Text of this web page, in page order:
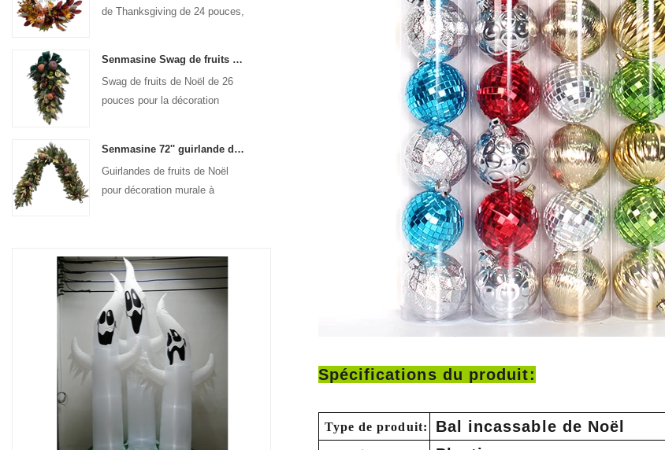
de Thanksgiving de 24 pouces,
Senmasine Swag de fruits de Noël de 26 pouces avec des arcs de ruban feuilles de branche artificielles en PVC
Swag de fruits de Noël de 26
pouces pour la décoration
Senmasine 72'' guirlande de fruits de Noël artificiels pour décoration suspendue de cheminée d'escalier
Guirlandes de fruits de Noël
pour décoration murale à
Spécifications du produit:
Type de produit: Bal incassable de Noël